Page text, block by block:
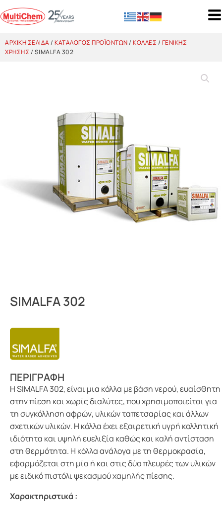
ΑΡΧΙΚΉ ΣΕΛΊΔΑ/ ΚΑΤΆΛΟΓΟΣ ΠΡΟΪΌΝΤΩΝ/ ΚΌΛΛΕΣ / ΓΕΝΙΚΉΣ
ΧΡΉΣΗΣ / SIMALFA 302
SIMALFA 302
ΠΕΡΙΓΡΑΦΗ
Η SIMALFA 302, είναι μια κόλλα με βάση νερού, ευαίσθητη
στην πίεση και χωρίς διαλύτες, που χρησιμοποιείται για
τη συγκόλληση αφρών, υλικών ταπετσαρίας και άλλων
σχετικών υλικών. Η κόλλα έχει εξαιρετική υγρή κολλητική
ιδιότητα και υψηλή ευελιξία καθώς και καλή αντίσταση
στη θερμότητα. Η κόλλα ανάλογα με τη θερμοκρασία,
εφαρμόζεται στη μία ή και στις δύο πλευρές των υλικών
με ειδικό πιστόλι ψεκασμού χαμηλής πίεσης.
Χαρακτηριστικά :